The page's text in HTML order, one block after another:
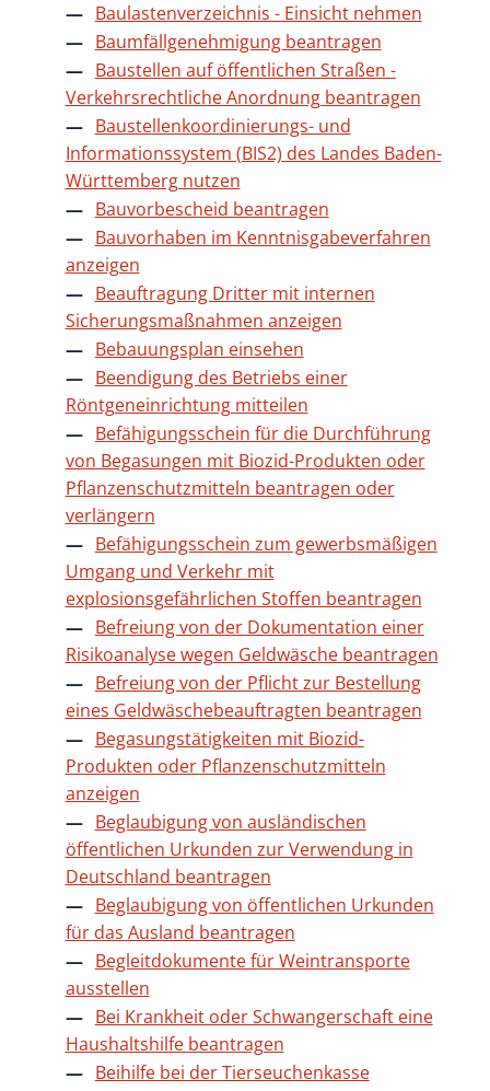
Baulastenverzeichnis - Einsicht nehmen
Baumfällgenehmigung beantragen
Baustellen auf öffentlichen Straßen -
Verkehrsrechtliche Anordnung beantragen
Baustellenkoordinierungs- und
Informationssystem (BIS2) des Landes Baden-
Württemberg nutzen
Bauvorbescheid beantragen
Bauvorhaben im Kenntnisgabeverfahren
anzeigen
Beauftragung Dritter mit internen
Sicherungsmaßnahmen anzeigen
Bebauungsplan einsehen
Beendigung des Betriebs einer
Röntgeneinrichtung mitteilen
Befähigungsschein für die Durchführung
von Begasungen mit Biozid-Produkten oder
Pflanzenschutzmitteln beantragen oder
verlängern
Befähigungsschein zum gewerbsmäßigen
Umgang und Verkehr mit
explosionsgefährlichen Stoffen beantragen
Befreiung von der Dokumentation einer
Risikoanalyse wegen Geldwäsche beantragen
Befreiung von der Pflicht zur Bestellung
eines Geldwäschebeauftragten beantragen
Begasungstätigkeiten mit Biozid-
Produkten oder Pflanzenschutzmitteln
anzeigen
Beglaubigung von ausländischen
öffentlichen Urkunden zur Verwendung in
Deutschland beantragen
Beglaubigung von öffentlichen Urkunden
für das Ausland beantragen
Begleitdokumente für Weintransporte
ausstellen
Bei Krankheit oder Schwangerschaft eine
Haushaltshilfe beantragen
Beihilfe bei der Tierseuchenkasse